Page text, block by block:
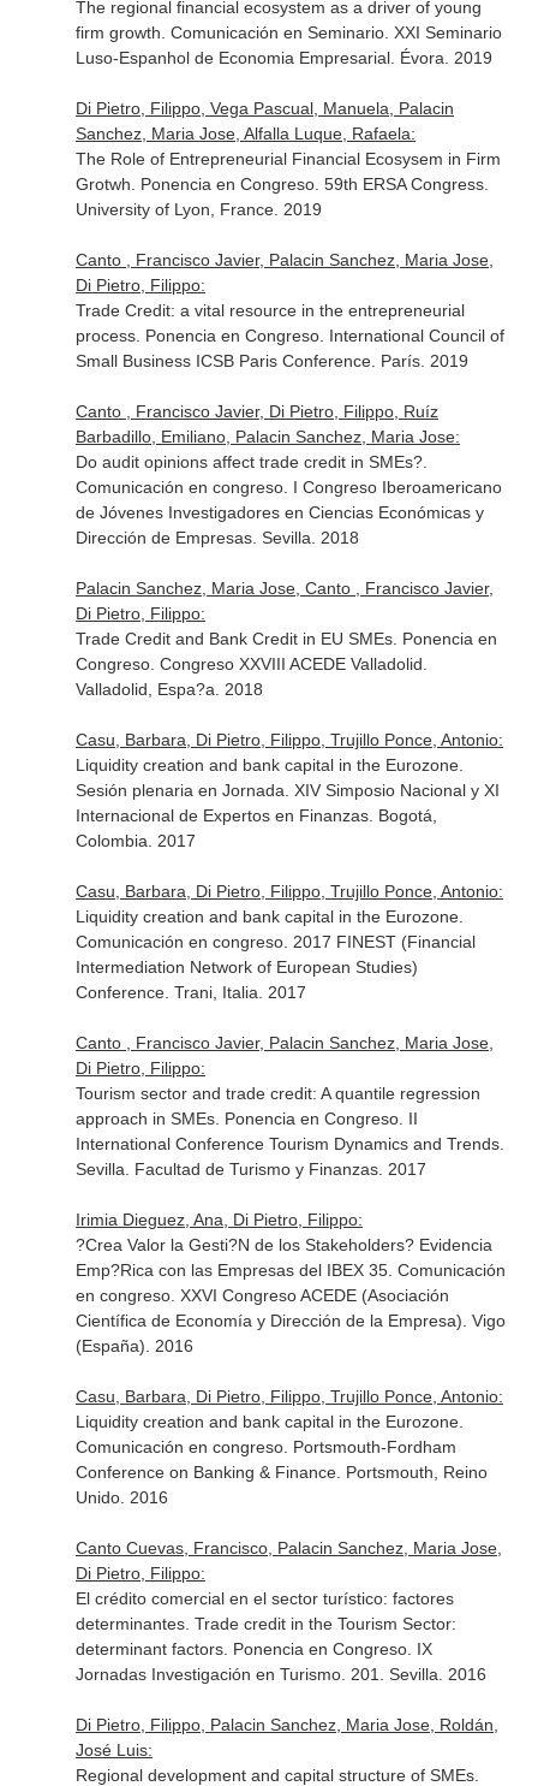
The regional financial ecosystem as a driver of young
firm growth. Comunicación en Seminario. XXI Seminario
Luso-Espanhol de Economia Empresarial. Évora. 2019
Di Pietro, Filippo, Vega Pascual, Manuela, Palacin
Sanchez, Maria Jose, Alfalla Luque, Rafaela:
The Role of Entrepreneurial Financial Ecosysem in Firm
Grotwh. Ponencia en Congreso. 59th ERSA Congress.
University of Lyon, France. 2019
Canto , Francisco Javier, Palacin Sanchez, Maria Jose,
Di Pietro, Filippo:
Trade Credit: a vital resource in the entrepreneurial
process. Ponencia en Congreso. International Council of
Small Business ICSB Paris Conference. París. 2019
Canto , Francisco Javier, Di Pietro, Filippo, Ruíz
Barbadillo, Emiliano, Palacin Sanchez, Maria Jose:
Do audit opinions affect trade credit in SMEs?.
Comunicación en congreso. I Congreso Iberoamericano
de Jóvenes Investigadores en Ciencias Económicas y
Dirección de Empresas. Sevilla. 2018
Palacin Sanchez, Maria Jose, Canto , Francisco Javier,
Di Pietro, Filippo:
Trade Credit and Bank Credit in EU SMEs. Ponencia en
Congreso. Congreso XXVIII ACEDE Valladolid.
Valladolid, Espa?a. 2018
Casu, Barbara, Di Pietro, Filippo, Trujillo Ponce, Antonio:
Liquidity creation and bank capital in the Eurozone.
Sesión plenaria en Jornada. XIV Simposio Nacional y XI
Internacional de Expertos en Finanzas. Bogotá,
Colombia. 2017
Casu, Barbara, Di Pietro, Filippo, Trujillo Ponce, Antonio:
Liquidity creation and bank capital in the Eurozone.
Comunicación en congreso. 2017 FINEST (Financial
Intermediation Network of European Studies)
Conference. Trani, Italia. 2017
Canto , Francisco Javier, Palacin Sanchez, Maria Jose,
Di Pietro, Filippo:
Tourism sector and trade credit: A quantile regression
approach in SMEs. Ponencia en Congreso. II
International Conference Tourism Dynamics and Trends.
Sevilla. Facultad de Turismo y Finanzas. 2017
Irimia Dieguez, Ana, Di Pietro, Filippo:
?Crea Valor la Gesti?N de los Stakeholders? Evidencia
Emp?Rica con las Empresas del IBEX 35. Comunicación
en congreso. XXVI Congreso ACEDE (Asociación
Científica de Economía y Dirección de la Empresa). Vigo
(España). 2016
Casu, Barbara, Di Pietro, Filippo, Trujillo Ponce, Antonio:
Liquidity creation and bank capital in the Eurozone.
Comunicación en congreso. Portsmouth-Fordham
Conference on Banking & Finance. Portsmouth, Reino
Unido. 2016
Canto Cuevas, Francisco, Palacin Sanchez, Maria Jose,
Di Pietro, Filippo:
El crédito comercial en el sector turístico: factores
determinantes. Trade credit in the Tourism Sector:
determinant factors. Ponencia en Congreso. IX
Jornadas Investigación en Turismo. 201. Sevilla. 2016
Di Pietro, Filippo, Palacin Sanchez, Maria Jose, Roldán,
José Luis:
Regional development and capital structure of SMEs.